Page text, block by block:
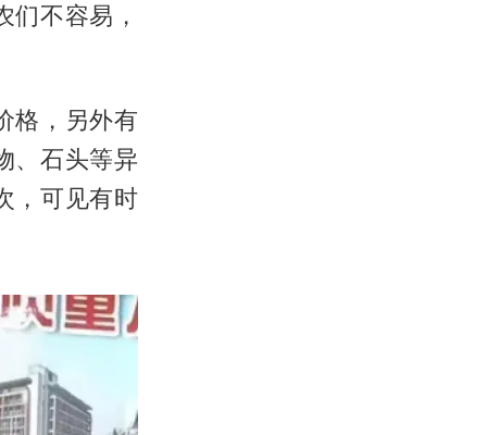
不容易，
格，另外有
、石头等异
，可见有时